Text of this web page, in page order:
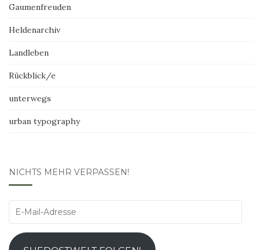
Gaumenfreuden
Heldenarchiv
Landleben
Rückblick/e
unterwegs
urban typography
NICHTS MEHR VERPASSEN!
E-
Adresse